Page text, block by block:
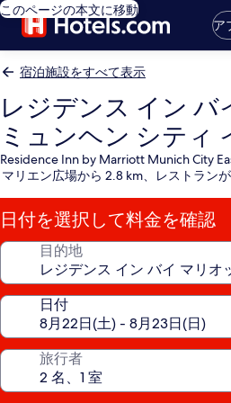
このページの本文に移動
ア
宿泊施設をすべて表示
レジデンス イン バ
ミュンヘン シティ
Residence Inn by Marriott Munich City
マリエン広場から 2.8 km、レストラン
日付を選択して料金を確認
目的地
日付
旅行者